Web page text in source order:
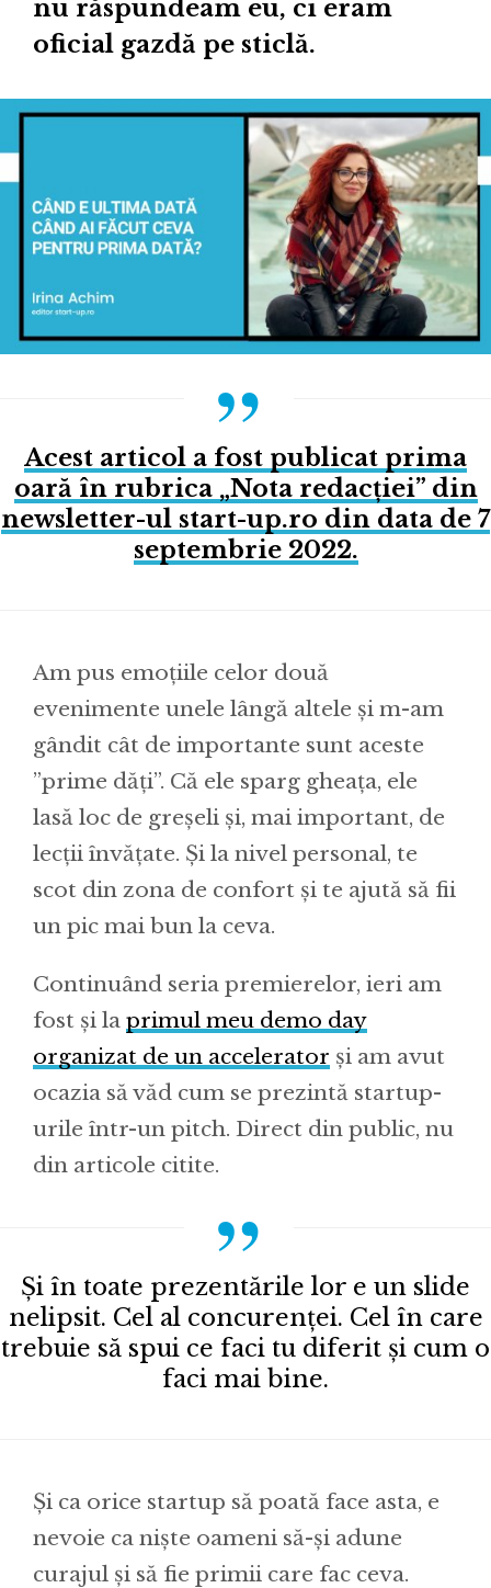
nu răspundeam eu, ci eram
oficial gazdă pe sticlă.
Acest articol a fost publicat prima
oară în rubrica „Nota redacției” din
newsletter-ul start-up.ro din data de 7
septembrie 2022.
Am pus emoțiile celor două
evenimente unele lângă altele și m-am
gândit cât de importante sunt aceste
”prime dăți”. Că ele sparg gheața, ele
lasă loc de greșeli și, mai important, de
lecții învățate. Și la nivel personal, te
scot din zona de confort și te ajută să fii
un pic mai bun la ceva.
Continuând seria premierelor, ieri am
fost și la primul meu demo day
organizat de un accelerator și am avut
ocazia să văd cum se prezintă startup-
urile într-un pitch. Direct din public, nu
din articole citite.
Și în toate prezentările lor e un slide
nelipsit. Cel al concurenței. Cel în care
trebuie să spui ce faci tu diferit și cum o
faci mai bine.
Și ca orice startup să poată face asta, e
nevoie ca niște oameni să-și adune
curajul și să fie primii care fac ceva.